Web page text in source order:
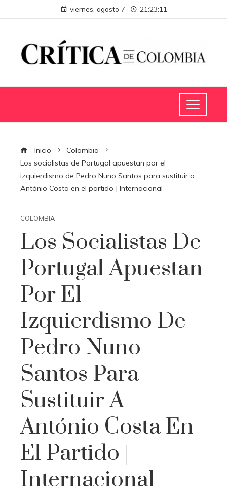
viernes, agosto 7 21:23:12
Inicio
Colombia
Los socialistas de Portugal apuestan por el
izquierdismo de Pedro Nuno Santos para sustituir a
António Costa en el partido | Internacional
COLOMBIA
Los Socialistas De
Portugal Apuestan
Por El
Izquierdismo De
Pedro Nuno
Santos Para
Sustituir A
António Costa En
El Partido |
Internacional